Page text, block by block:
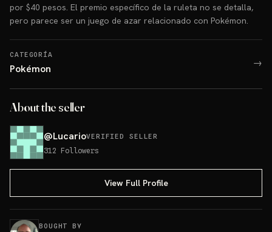
por $40 pesos. El premio específico de la ruleta no se detalla,
pero parece ser un juego de azar relacionado con Pokémon.
CATEGORÍA
Pokémon →
About the seller
@LucarioVERIFIED SELLER
312 Followers
View Full Profile
BOUGHT BY